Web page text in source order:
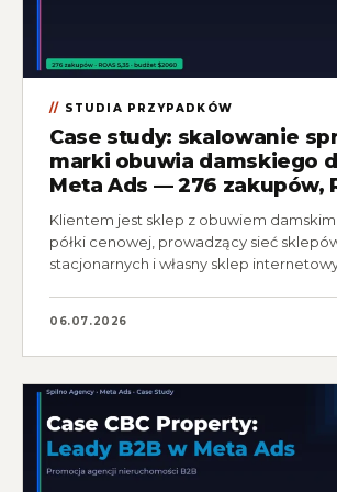
STUDIA PRZYPADKÓW
Case study: skalowanie
marki obuwia damskiego
Meta Ads — 276 zakupów,
Klientem jest sklep z obuwiem
półki cenowej, prowadzący sieć
stacjonarnych i własny sklep
06.07.2026